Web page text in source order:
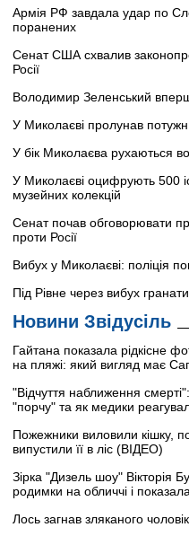
Армія РФ завдала удар по
поранених
Сенат США схвалив
Росії
Володимир Зеленський
У Миколаєві пролунав
У бік Миколаєва рухаються
У Миколаєві оцифрують 500
музейних колекцій
Сенат почав обговорювати
проти Росії
Вибух у Миколаєві: поліція
Під Рівне через вибух
Новини Звідусіль
Гайтана показала рідкісне
на пляжі: який вигляд має
"Відчуття наближення
"порчу" та як медики
Пожежники виловили кішку,
випустили її в ліс (ВІДЕО)
Зірка "Дизель шоу" Вікторія
родимки на обличчі і
Лось загнав зляканого